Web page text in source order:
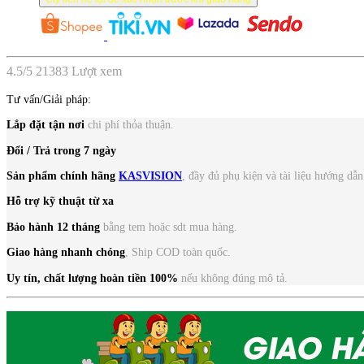
4.5/5 21383 Lượt xem
Tư vấn/Giải pháp:
Lắp đặt tận nơi chi phí thỏa thuận.
Đổi / Trả trong 7 ngày
Sản phẩm chính hãng KASVISION , đầy đủ phụ kiện và tài liệu hướng
Hỗ trợ kỹ thuật từ xa
Bảo hành 12 tháng bằng tem hoặc sdt mua hàng.
Giao hàng nhanh chóng, Ship COD toàn quốc.
Uy tín, chất lượng hoàn tiền 100% nếu không đúng mô tả.